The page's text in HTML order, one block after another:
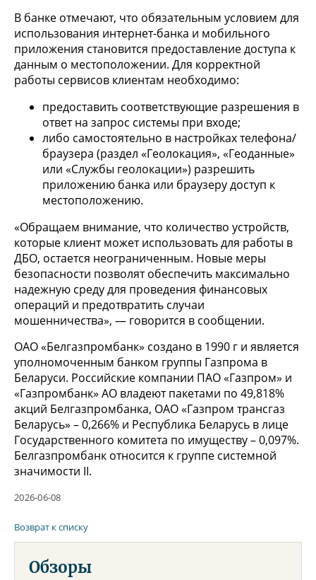
В банке отмечают, что обязательным условием для
использования интернет-банка и мобильного
приложения становится предоставление доступа к
данным о местоположении. Для корректной
работы сервисов клиентам необходимо:
предоставить соответствующие разрешения в
ответ на запрос системы при входе;
либо самостоятельно в настройках телефона/
браузера (раздел «Геолокация», «Геоданные»
или «Службы геолокации») разрешить
приложению банка или браузеру доступ к
местоположению.
«Обращаем внимание, что количество устройств,
которые клиент может использовать для работы в
ДБО, остается неограниченным. Новые меры
безопасности позволят обеспечить максимально
надежную среду для проведения финансовых
операций и предотвратить случаи
мошенничества», — говорится в сообщении.
ОАО «Белгазпромбанк» создано в 1990 г и является
уполномоченным банком группы Газпрома в
Беларуси. Российские компании ПАО «Газпром» и
«Газпромбанк» АО владеют пакетами по 49,818%
акций Белгазпромбанка, ОАО «Газпром трансгаз
Беларусь» – 0,266% и Республика Беларусь в лице
Государственного комитета по имуществу – 0,097%.
Белгазпромбанк относится к группе системной
значимости II.
2026-06-08
Возврат к списку
Обзоры